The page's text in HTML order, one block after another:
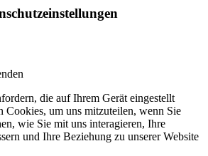
die auf Ihrem Gerät eingestellt
Cookies, um uns mitzuteilen, wenn Sie
wie Sie mit uns interagieren, Ihre
und Ihre Beziehung zu unserer Website